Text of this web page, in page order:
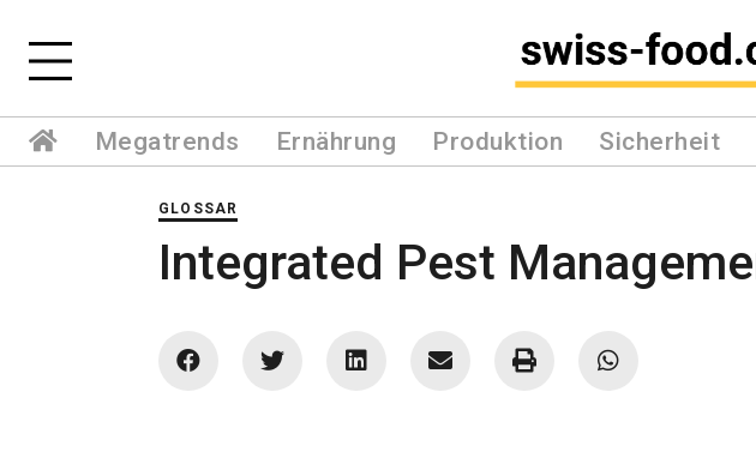
Megatrends Ernährung Produktion Sicherheit
GLOSSAR
Integrated Pest